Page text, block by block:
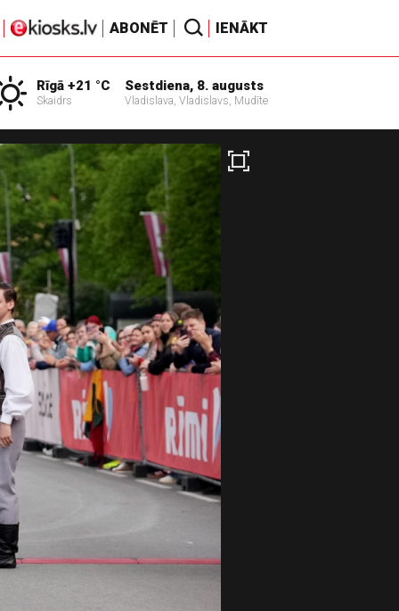
ABONĒT IENĀKT
Rīgā +21 °C
Skaidrs
Sestdiena, 8. augusts
Vladislava, Vladislavs, Mudīte